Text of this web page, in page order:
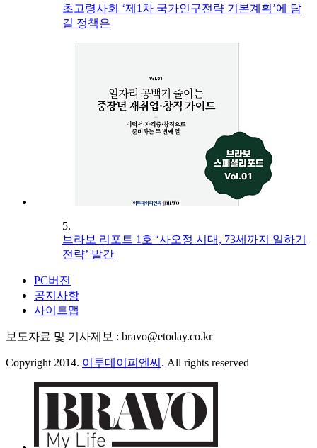
초고령사회 ‘제1차 국가인구전략 기본계획’에 담
길 정책은
5.
브라보 리포트 1호 ‘사오정 시대, 73세까지 일하기
전략’ 발간
PC버전
공지사항
사이트맵
보도자료 및 기사제보 : bravo@etoday.co.kr
Copyright 2014. 이투데이피엔씨 . All rights reserved